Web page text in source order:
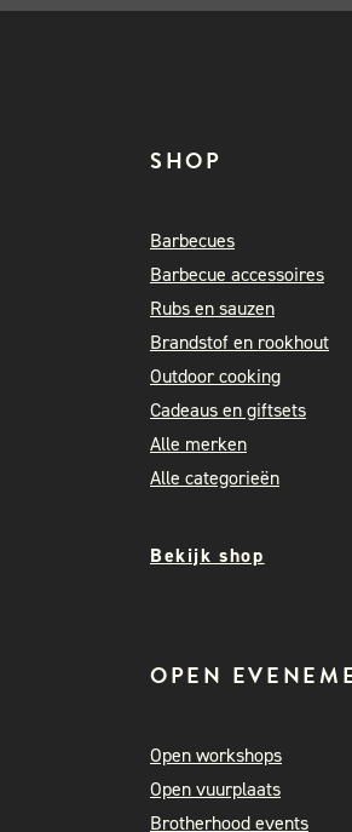
SHOP
Barbecues
Barbecue accessoires
Rubs en sauzen
Brandstof en rookhout
Outdoor cooking
Cadeaus en giftsets
Alle merken
Alle categorieën
Bekijk shop
OPEN
Open workshops
Open vuurplaats
Brotherhood events